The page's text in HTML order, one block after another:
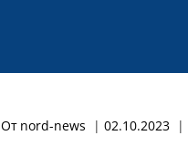
От nord-news 02.10.2023